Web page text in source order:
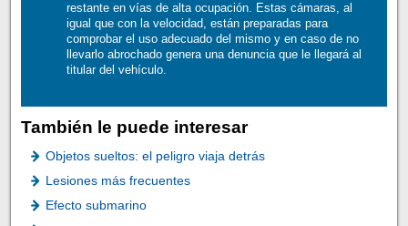
restante en vías de alta ocupación. Estas cámaras, al
igual que con la velocidad, están preparadas para
comprobar el uso adecuado del mismo y en caso de no
llevarlo abrochado genera una denuncia que le llegará al
titular del vehículo.
También le puede interesar
Objetos sueltos: el peligro viaja detrás
Lesiones más frecuentes
Efecto submarino